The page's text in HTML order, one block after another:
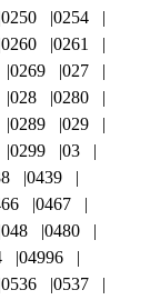
0250
0254
0260
0261
0269
027
028
0280
0289
029
0299
03
0439
0467
048
0480
04996
0536
0537